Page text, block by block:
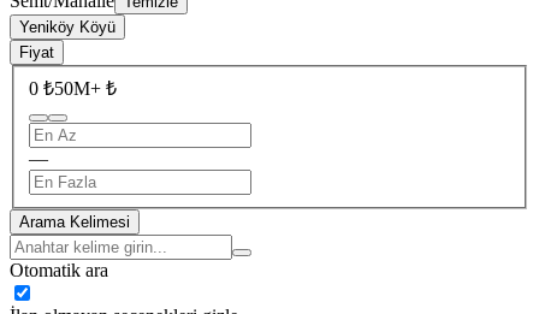
Yeniköy Köyü
Fiyat
0 ₺50M+ ₺
—
Arama Kelimesi
Otomatik ara